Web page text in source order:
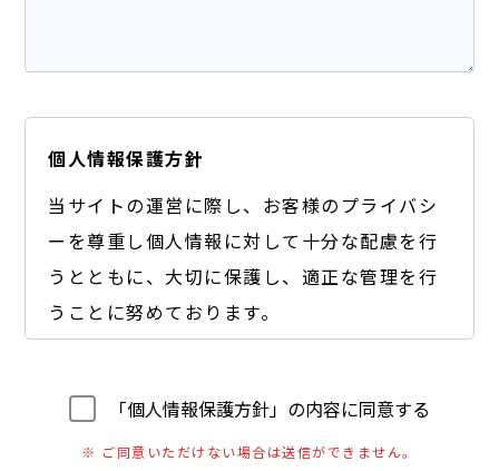
個人情報保護方針
当サイトの運営に際し、お客様のプライバシ
ーを尊重し個人情報に対して十分な配慮を行
うとともに、大切に保護し、適正な管理を行
うことに努めております。
A) お客様のご要望に合わせたサービスをご提供す
B) お問い合わせいただいたご質問への回答のご連
「個人情報保護方針」の内容に同意する
※ ご同意いただけない場合は送信ができません。